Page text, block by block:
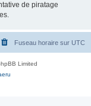
de piratage
Fuseau horaire sur UTC
Limited